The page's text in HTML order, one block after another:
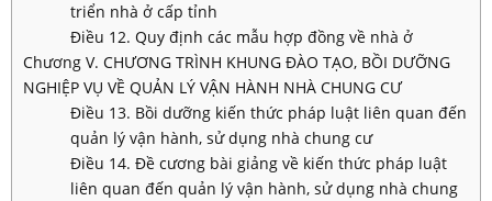
triển nhà ở cấp tỉnh
Điều 12. Quy định các mẫu hợp đồng về nhà ở
Chương V. CHƯƠNG TRÌNH KHUNG ĐÀO TẠO, BỒI DƯỠNG
NGHIỆP VỤ VỀ QUẢN LÝ VẬN HÀNH NHÀ CHUNG CƯ
Điều 13. Bồi dưỡng kiến thức pháp luật liên quan đến
quản lý vận hành, sử dụng nhà chung cư
Điều 14. Đề cương bài giảng về kiến thức pháp luật
liên quan đến quản lý vận hành, sử dụng nhà chung